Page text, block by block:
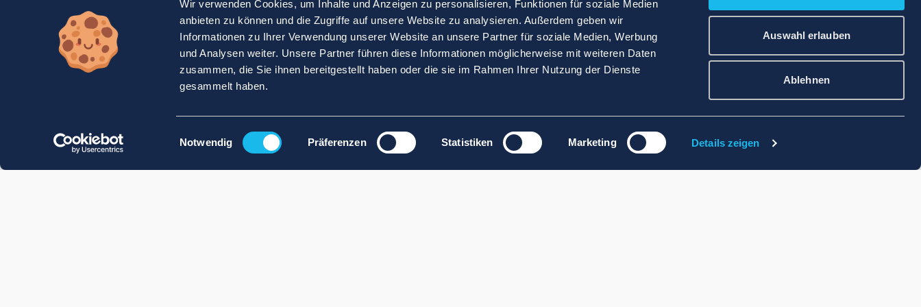
Wir verwenden Cookies, um Inhalte und Anzeigen zu personalisieren, Funktionen für soziale Medien
anbieten zu können und die Zugriffe auf unsere Website zu analysieren. Außerdem geben wir
Informationen zu Ihrer Verwendung unserer Website an unsere Partner für soziale Medien, Werbung
und Analysen weiter. Unsere Partner führen diese Informationen möglicherweise mit weiteren Daten
zusammen, die Sie ihnen bereitgestellt haben oder die sie im Rahmen Ihrer Nutzung der Dienste
gesammelt haben.
Einwilligungsauswahl
Notwendig Präferenzen Statistiken Marketing Details zeigen
Auswahl erlauben
Ablehnen